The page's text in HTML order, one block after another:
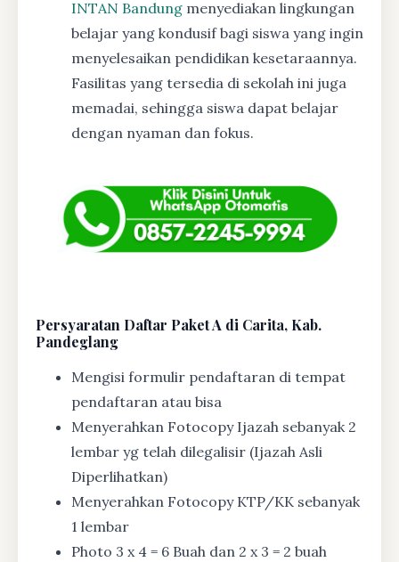
INTAN Bandung menyediakan lingkungan
belajar yang kondusif bagi siswa yang ingin
menyelesaikan pendidikan kesetaraannya.
Fasilitas yang tersedia di sekolah ini juga
memadai, sehingga siswa dapat belajar
dengan nyaman dan fokus.
Persyaratan Daftar Paket A di Carita, Kab.
Pandeglang
Mengisi formulir pendaftaran di tempat
pendaftaran atau bisa
Menyerahkan Fotocopy Ijazah sebanyak 2
lembar yg telah dilegalisir (Ijazah Asli
Diperlihatkan)
Menyerahkan Fotocopy KTP/KK sebanyak
1 lembar
Photo 3 x 4 = 6 Buah dan 2 x 3 = 2 buah